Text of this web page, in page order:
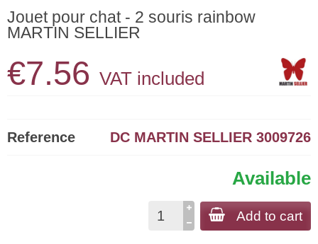
Jouet pour chat - 2 souris rainbow
MARTIN SELLIER
€7.56 VAT included
Reference DC MARTIN SELLIER 3009726
Available
Add to cart